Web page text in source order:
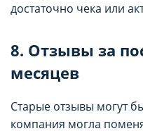
достаточно чека или
8. Отзывы за
месяцев
Старые отзывы могут
компания могла